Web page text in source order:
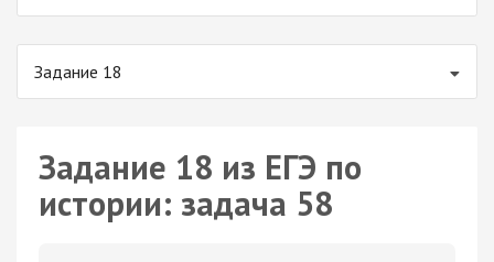
Задание 18
Задание 18 из ЕГЭ по
истории: задача 58